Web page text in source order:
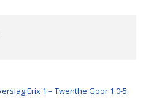
Erix 1 – Twenthe Goor 1 0-5